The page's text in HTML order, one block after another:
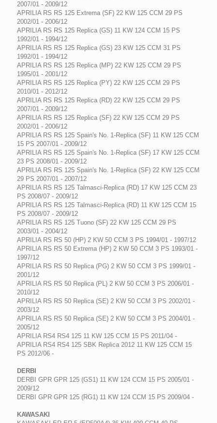
2007/01 - 2009/12
APRILIA RS RS 125 Extrema (SF) 22 KW 125 CCM 29 PS
2002/01 - 2006/12
APRILIA RS RS 125 Replica (GS) 11 KW 124 CCM 15 PS
1992/01 - 1994/12
APRILIA RS RS 125 Replica (GS) 23 KW 125 CCM 31 PS
1992/01 - 1994/12
APRILIA RS RS 125 Replica (MP) 22 KW 125 CCM 29 PS
1995/01 - 2001/12
APRILIA RS RS 125 Replica (PY) 22 KW 125 CCM 29 PS
2010/01 - 2012/12
APRILIA RS RS 125 Replica (RD) 22 KW 125 CCM 29 PS
2007/01 - 2009/12
APRILIA RS RS 125 Replica (SF) 22 KW 125 CCM 29 PS
2002/01 - 2006/12
APRILIA RS RS 125 Spain's No. 1-Replica (SF) 11 KW 125 CCM
15 PS 2007/01 - 2009/12
APRILIA RS RS 125 Spain's No. 1-Replica (SF) 17 KW 125 CCM
23 PS 2008/01 - 2009/12
APRILIA RS RS 125 Spain's No. 1-Replica (SF) 22 KW 125 CCM
29 PS 2007/01 - 2007/12
APRILIA RS RS 125 Talmasci-Replica (RD) 17 KW 125 CCM 23
PS 2008/07 - 2009/12
APRILIA RS RS 125 Talmasci-Replica (RD) 11 KW 125 CCM 15
PS 2008/07 - 2009/12
APRILIA RS RS 125 Tuono (SF) 22 KW 125 CCM 29 PS
2003/01 - 2004/12
APRILIA RS RS 50 (HP) 2 KW 50 CCM 3 PS 1994/01 - 1997/12
APRILIA RS RS 50 Extrema (HP) 2 KW 50 CCM 3 PS 1993/01 -
1997/12
APRILIA RS RS 50 Replica (PG) 2 KW 50 CCM 3 PS 1999/01 -
2001/12
APRILIA RS RS 50 Replica (PL) 2 KW 50 CCM 3 PS 2006/01 -
2010/12
APRILIA RS RS 50 Replica (SE) 2 KW 50 CCM 3 PS 2002/01 -
2003/12
APRILIA RS RS 50 Replica (SE) 2 KW 50 CCM 3 PS 2004/01 -
2005/12
APRILIA RS4 RS4 125 11 KW 125 CCM 15 PS 2011/04 -
APRILIA RS4 RS4 125 SBK Replica 2012 11 KW 125 CCM 15
PS 2012/06 -
DERBI
DERBI GPR GPR 125 (GS1) 11 KW 124 CCM 15 PS 2005/01 -
2009/12
DERBI GPR GPR 125 (RG1) 11 KW 124 CCM 15 PS 2009/04 -
KAWASAKI